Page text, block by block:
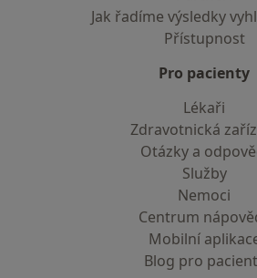
Jak řadíme výsledky
Přístupnost
Pro pacienty
Lékaři
Zdravotnická
Otázky a
Služby
Nemoci
Centrum
Mobilní
Blog pro